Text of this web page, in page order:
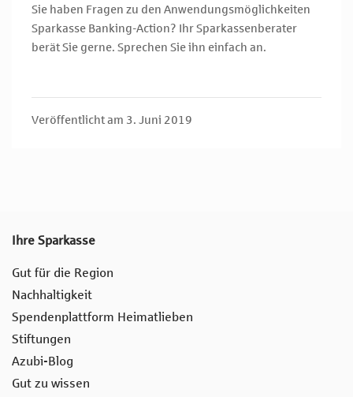
Sie haben Fragen zu den Anwendungsmöglichkeiten
Sparkasse Banking-Action? Ihr Sparkassenberater
berät Sie gerne. Sprechen Sie ihn einfach an.
Veröffentlicht am 3. Juni 2019
Ihre Sparkasse
Gut für die Region
Nachhaltigkeit
Spendenplattform Heimatlieben
Stiftungen
Azubi-Blog
Gut zu wissen